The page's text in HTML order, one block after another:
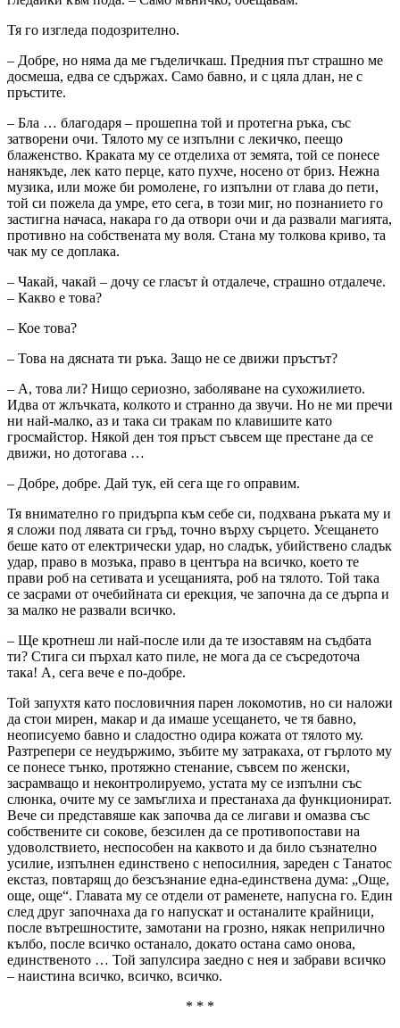
Тя го изгледа подозрително.
– Добре, но няма да ме гъделичкаш. Предния път страшно ме
досмеша, едва се сдържах. Само бавно, и с цяла длан, не с
пръстите.
– Бла … благодаря – прошепна той и протегна ръка, със
затворени очи. Тялото му се изпълни с лекичко, пеещо
блаженство. Краката му се отделиха от земята, той се понесе
нанякъде, лек като перце, като пухче, носено от бриз. Нежна
музика, или може би ромолене, го изпълни от глава до пети,
той си пожела да умре, ето сега, в този миг, но познанието го
застигна начаса, накара го да отвори очи и да развали магията,
противно на собствената му воля. Стана му толкова криво, та
чак му се доплака.
– Чакай, чакай – дочу се гласът ѝ отдалече, страшно отдалече.
– Какво е това?
– Кое това?
– Това на дясната ти ръка. Защо не се движи пръстът?
– А, това ли? Нищо сериозно, заболяване на сухожилието.
Идва от жлъчката, колкото и странно да звучи. Но не ми пречи
ни най-малко, аз и така си тракам по клавишите като
гросмайстор. Някой ден тоя пръст съвсем ще престане да се
движи, но дотогава …
– Добре, добре. Дай тук, ей сега ще го оправим.
Тя внимателно го придърпа към себе си, подхвана ръката му и
я сложи под лявата си гръд, точно върху сърцето. Усещането
беше като от електрически удар, но сладък, убийствено сладък
удар, право в мозъка, право в центъра на всичко, което те
прави роб на сетивата и усещанията, роб на тялото. Той така
се засрами от очебийната си ерекция, че започна да се дърпа и
за малко не развали всичко.
– Ще кротнеш ли най-после или да те изоставям на съдбата
ти? Стига си пърхал като пиле, не мога да се съсредоточа
така! А, сега вече е по-добре.
Той запухтя като пословичния парен локомотив, но си наложи
да стои мирен, макар и да имаше усещането, че тя бавно,
неописуемо бавно и сладостно одира кожата от тялото му.
Разтрепери се неудържимо, зъбите му затракаха, от гърлото му
се понесе тънко, протяжно стенание, съвсем по женски,
засрамващо и неконтролируемо, устата му се изпълни със
слюнка, очите му се замъглиха и престанаха да функционират.
Вече си представяше как започва да се лигави и омазва със
собствените си сокове, безсилен да се противопостави на
удоволствието, неспособен на каквото и да било съзнателно
усилие, изпълнен единствено с непосилния, зареден с Танатос
екстаз, повтарящ до безсъзнание една-единствена дума: „Още,
още, още“. Главата му се отдели от раменете, напусна го. Един
след друг започнаха да го напускат и останалите крайници,
после вътрешностите, замотани на грозно, някак неприлично
кълбо, после всичко останало, докато остана само онова,
единственото … Той запулсира заедно с нея и забрави всичко
– наистина всичко, всичко, всичко.
* * *